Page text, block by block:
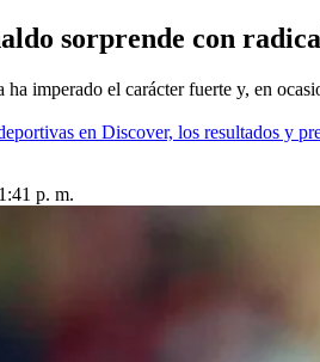
sorprende con
ha imperado el carácter fuerte y, en
en Discover, los resultados y
p. m.